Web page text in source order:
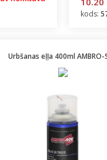
kods:
Urbšanas eļļa 400ml AMBRO-